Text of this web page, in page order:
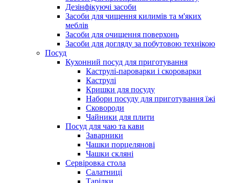
Дезінфікуючі засоби
Засоби для чищення килимів та м'яких
меблів
Засоби для очищення поверхонь
Засоби для догляду за побутовою технікою
Посуд
Кухонний посуд для приготування
Каструлі-пароварки і скороварки
Каструлі
Кришки для посуду
Набори посуду для приготування їжі
Сковороди
Чайники для плити
Посуд для чаю та кави
Заварники
Чашки порцелянові
Чашки скляні
Сервіровка стола
Салатниці
Тарілки